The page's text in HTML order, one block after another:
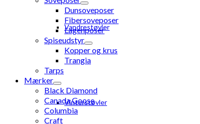
Vandrestøvler
Vinterstøvler
Dunsoveposer
Fibersoveposer
Lagenposer
Spiseudstyr
Kopper og krus
Trangia
Tarps
Mærker
Black Diamond
Canada Goose
Columbia
Craft